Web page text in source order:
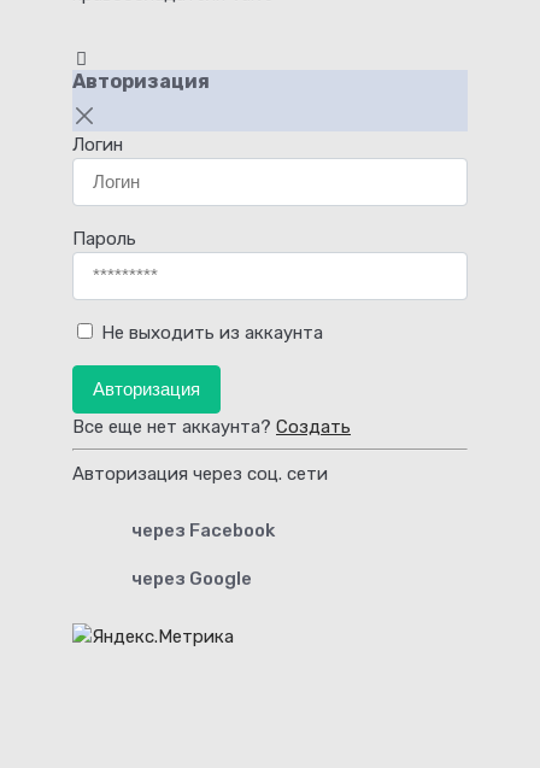
Авторизация
Логин
Пароль
Не выходить из аккаунта
Авторизация
Все еще нет аккаунта? Создать
Авторизация через соц. сети
через Facebook
через Google